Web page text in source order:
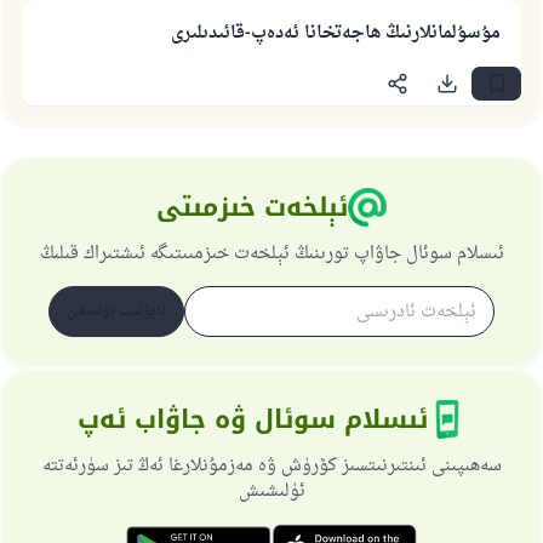
مۇسۇلمانلارنىڭ ھاجەتخانا ئەدەپ-قائىدىلىرى
ئېلخەت خىزمىتى
ئىسلام سوئال جاۋاپ تورىنىڭ ئېلخەت خىزمىىتىگە ئىشتىراك قىلىڭ
ئىسلام سوئال ۋە جاۋاب ئەپ
سەھىپىنى ئىنتىرنىتسىز كۆرۈش ۋە مەزمۇنلارغا ئەڭ تىز سۈرئەتتە
ئۈلىشىش
ئىئائە